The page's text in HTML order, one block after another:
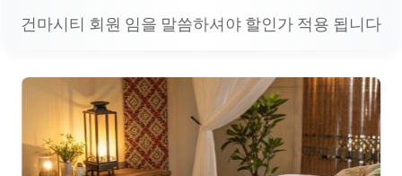
건마시티 회원 임을 말씀하셔야 할인가 적용 됩니다